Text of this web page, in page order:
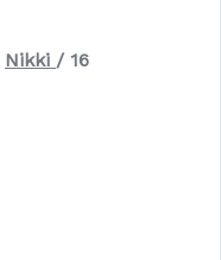
Nikki / 16